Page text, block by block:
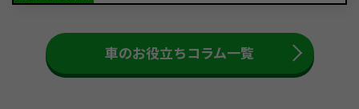
車のお役立ちコラム一覧